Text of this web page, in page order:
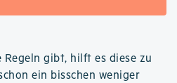
gibt, hilft es diese zu
ein bisschen weniger